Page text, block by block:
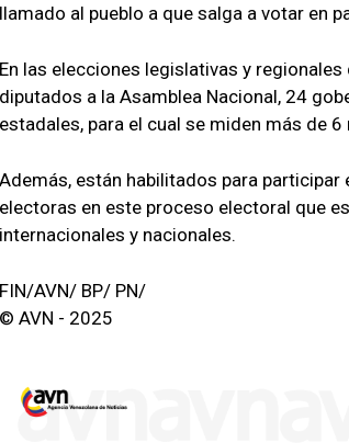
llamado al pueblo a que salga a votar en
En las elecciones legislativas y
diputados a la Asamblea Nacional, 24
estadales, para el cual se miden más de
Además, están habilitados para
electoras en este proceso electoral que
internacionales y nacionales.
FIN/AVN/ BP/ PN/
© AVN - 2025